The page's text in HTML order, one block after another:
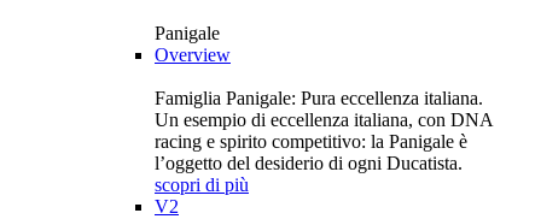
Panigale
Overview
Famiglia Panigale: Pura eccellenza italiana.
Un esempio di eccellenza italiana, con DNA
racing e spirito competitivo: la Panigale è
l’oggetto del desiderio di ogni Ducatista.
scopri di più
V2